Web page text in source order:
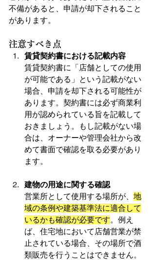
不備があると、申請が却下されること
があります。
注意すべき点
賃貸契約書における記載内容
賃貸契約書に「店舗としての使用
が可能である」という記載がない
場合、申請を却下される可能性が
あります。契約書には必ず商業利
用が認められている旨を記載して
おきましょう。もし記載がない場
合は、オーナーや管理会社から改
めて書面で確認を取る必要があり
ます。
建物の用途に関する確認
営業所として使用する場所が、 地
域の条例や建築基準法に適合して
いるかも確認が必要です。例え
ば、住宅地において店舗営業が禁
止されている場合、その場所で酒
類販売を行うことはできません。